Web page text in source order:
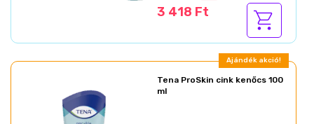
3 418 Ft
Ajándék akció!
Tena ProSkin cink kenőcs 100
ml